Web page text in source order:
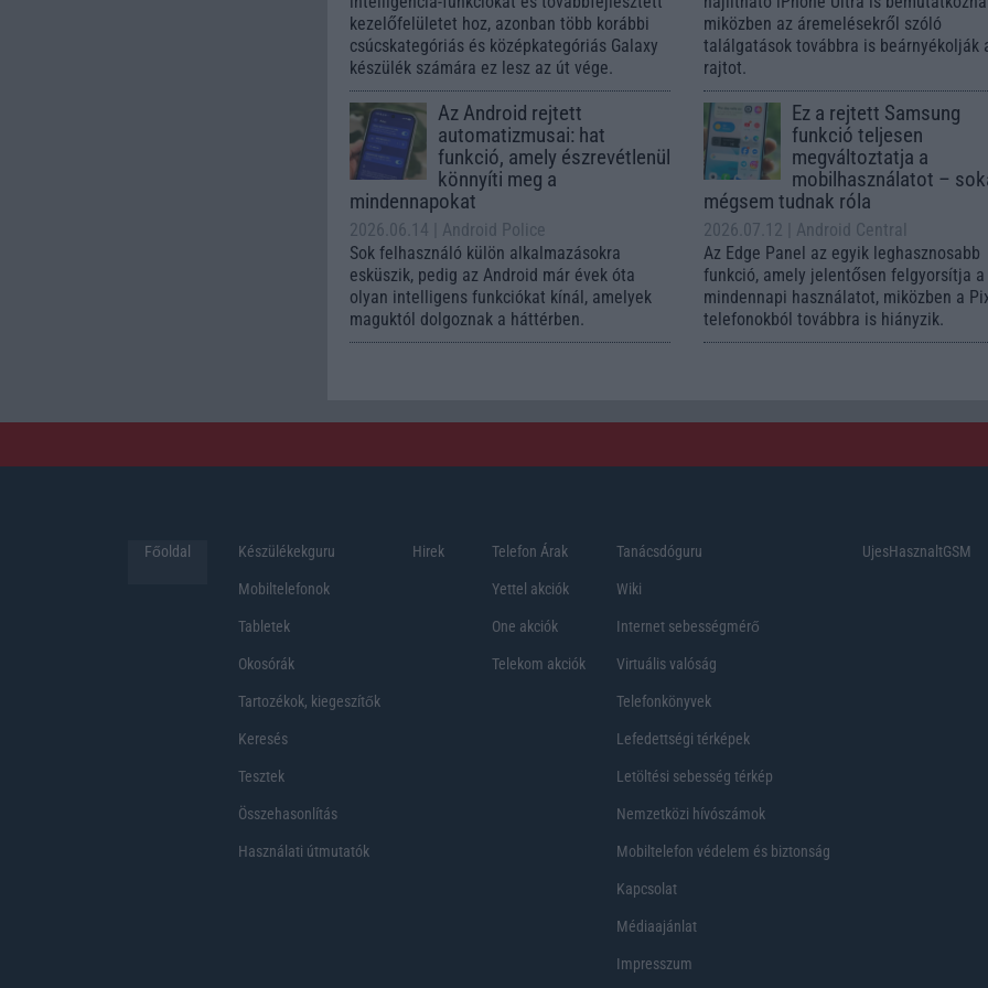
kezelőfelületet hoz, azonban több korábbi
csúcskategóriás és középkategóriás Galaxy
készülék számára ez lesz az út vége.
miközben az áremelésekről szóló
találgatások továbbra is beárnyékolják
rajtot.
Az Android rejtett
automatizmusai: hat
funkció, amely észrevétlenül
könnyíti meg a
mindennapokat
2026.06.14
| Android Police
Sok felhasználó külön alkalmazásokra
esküszik, pedig az Android már évek óta
olyan intelligens funkciókat kínál, amelyek
maguktól dolgoznak a háttérben.
Ez a rejtett Samsung
funkció teljesen
megváltoztatja a
mobilhasználatot –
mégsem tudnak róla
2026.07.12
| Android Central
Az Edge Panel az egyik leghasznosabb
funkció, amely jelentősen felgyorsítja a
mindennapi használatot, miközben a
telefonokból továbbra is hiányzik.
Főoldal Készülékekguru
Mobiltelefonok
Tabletek
Okosórák
Tartozékok, kiegeszítők
Keresés
Tesztek
Összehasonlítás
Használati útmutatók
Hirek Telefon Árak
Yettel akciók
One akciók
Telekom akciók
Tanácsdóguru
Wiki
Internet sebességmérő
Virtuális valóság
Telefonkönyvek
Lefedettségi térképek
Letöltési sebesség térkép
Nemzetközi hívószámok
Mobiltelefon védelem és biztonság
Kapcsolat
Médiaajánlat
Impresszum
UjesHasznaltGSM